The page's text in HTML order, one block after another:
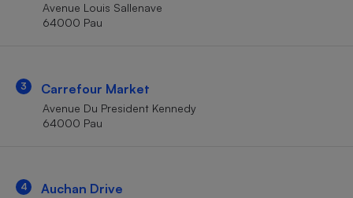
Avenue Louis Sallenave
64000 Pau
3 Carrefour Market
Avenue Du President Kennedy
64000 Pau
4 Auchan Drive